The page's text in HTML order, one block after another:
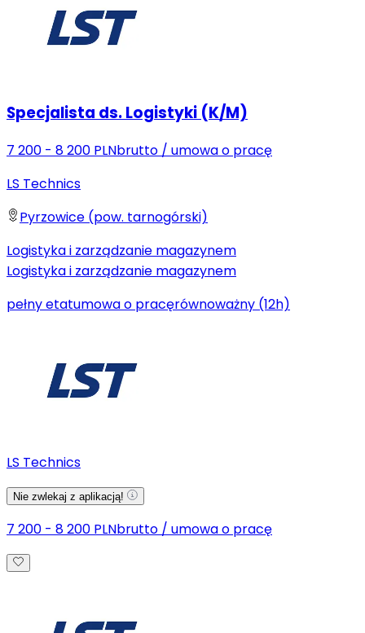
Specjalista ds. Logistyki (K/M)
7 200 - 8 200 PLNbrutto / umowa o pracę
LS Technics
Pyrzowice (pow. tarnogórski)
Logistyka i zarządzanie magazynem
Logistyka i zarządzanie magazynem
pełny etatumowa o pracęrównoważny (12h)
LS Technics
Nie zwlekaj z aplikacją!
7 200 - 8 200 PLNbrutto / umowa o pracę